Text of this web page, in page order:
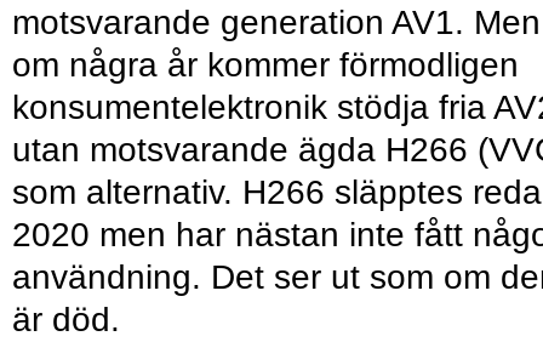
motsvarande generation AV1. Men
om några år kommer förmodligen
konsumentelektronik stödja fria
utan motsvarande ägda H266
som alternativ. H266 släpptes
2020 men har nästan inte fått
användning. Det ser ut som om
är död.